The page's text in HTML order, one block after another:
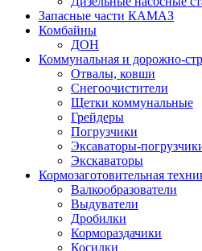
Запасные части КАМАЗ
Комбайны
ДОН
Коммунальная и дорожно-
Отвалы, ковши
Снегоочистители
Щетки коммунальные
Грейдеры
Погрузчики
Эксаваторы-
Экскаваторы
Кормозаготовительная
Валкообразователи
Выдуватели
Дробилки
Кормораздачики
Косилки